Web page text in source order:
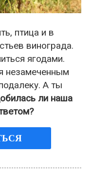
птица и в
винограда.
ягодами.
незамеченным
А ты
ли наша